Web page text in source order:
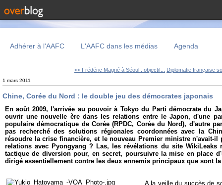
Adhérer à l'AAFC L'AAFC dans les médias Agenda
<< Frédéric Magné à Séoul : objectif... Diplomatie française
1 mars 2011
Chine, Corée du Nord : le double jeu des démocrates japonais
En août 2009, l'arrivée au pouvoir à Tokyo du Parti démocrate du
ouvrir une nouvelle ère dans les relations entre le Japon, d'une
populaire démocratique de Corée (RPDC, Corée du Nord), d'autre
pas recherché des solutions régionales coordonnées avec la
résoudre la crise financière, et le nouveau Premier ministre n'avait-
relations avec Pyongyang ? Las, les révélations du site WikiLeaks
tactique de diversion pour, en secret, poursuivre la mise en place
dirigé essentiellement contre les deux ennemis principaux que sont la
A la veille du succès de